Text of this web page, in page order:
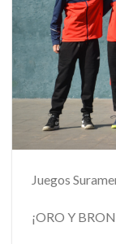
Juegos
¡ORO Y